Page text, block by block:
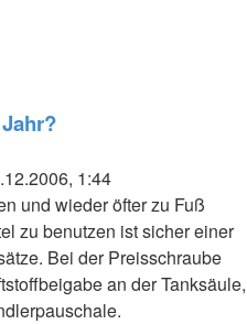
1:44
und wieder öfter zu Fuß
zu benutzen ist sicher einer
Bei der Preisschraube
an der Tanksäule,